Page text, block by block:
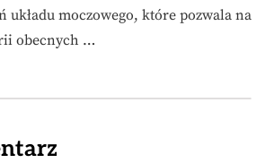
układu moczowego, które pozwala na
obecnych …